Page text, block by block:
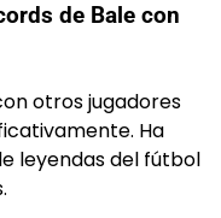
de Bale con
otros jugadores
Ha
leyendas del fútbol